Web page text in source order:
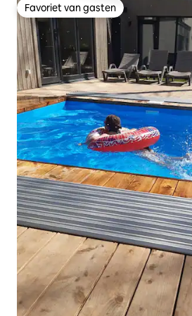
Favoriet van gasten
Favoriet van gasten